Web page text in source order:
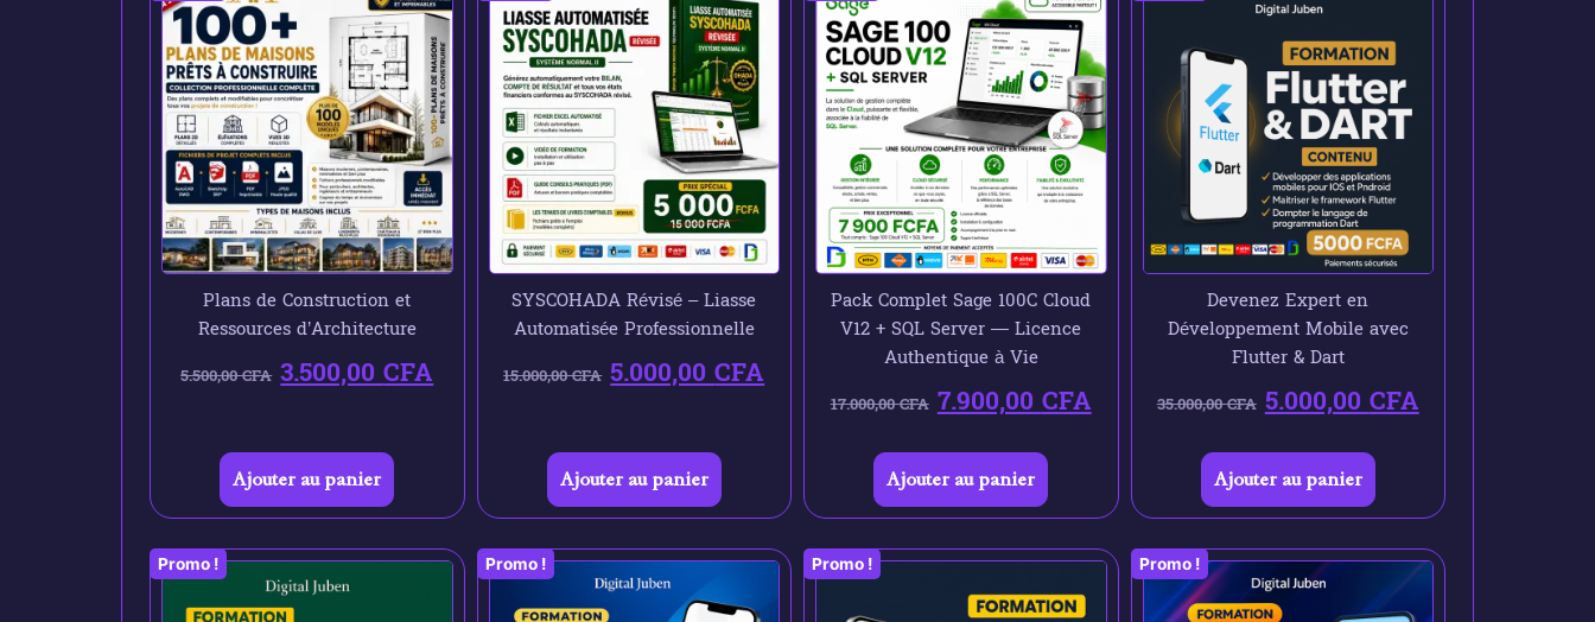
Plans de Construction et
Ressources d’Architecture
5.500,00CFA 3.500,00CFA
Ajouter au panier
SYSCOHADA Révisé – Liasse
Automatisée Professionnelle
15.000,00CFA 5.000,00CFA
Ajouter au panier
Pack Complet Sage 100C Cloud
V12 + SQL Server — Licence
Authentique à Vie
17.000,00CFA 7.900,00CFA
Ajouter au panier
Devenez Expert en
Développement Mobile avec
Flutter & Dart
35.000,00CFA 5.000,00CFA
Ajouter au panier
Promo ! Promo ! Promo ! Promo !